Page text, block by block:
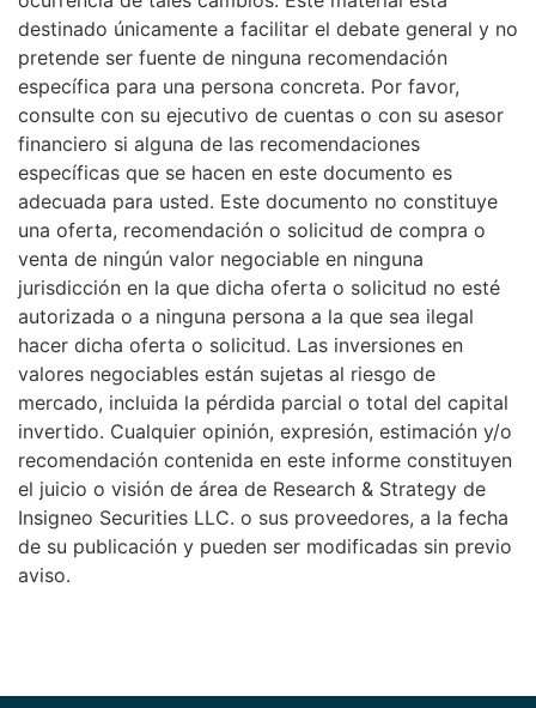
destinado únicamente a facilitar el debate general y no
pretende ser fuente de ninguna recomendación
específica para una persona concreta. Por favor,
consulte con su ejecutivo de cuentas o con su asesor
financiero si alguna de las recomendaciones
específicas que se hacen en este documento es
adecuada para usted. Este documento no constituye
una oferta, recomendación o solicitud de compra o
venta de ningún valor negociable en ninguna
jurisdicción en la que dicha oferta o solicitud no esté
autorizada o a ninguna persona a la que sea ilegal
hacer dicha oferta o solicitud. Las inversiones en
valores negociables están sujetas al riesgo de
mercado, incluida la pérdida parcial o total del capital
invertido. Cualquier opinión, expresión, estimación y/o
recomendación contenida en este informe constituyen
el juicio o visión de área de Research & Strategy de
Insigneo Securities LLC. o sus proveedores, a la fecha
de su publicación y pueden ser modificadas sin previo
aviso.